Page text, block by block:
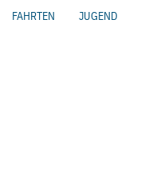
FAHRTEN JUGEND